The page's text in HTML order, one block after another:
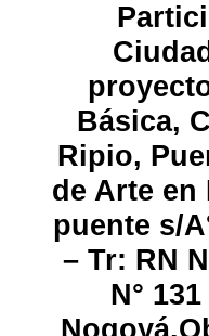
Básica,
Ripio,
de Arte en
puente s/
– Tr: RN
N°